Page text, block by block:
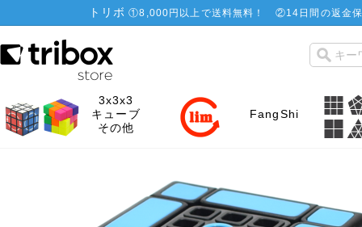
トリボ ①8,000円以上で送料無料！ ②14日間の返金
3x3x3
キューブ
その他
FangShi